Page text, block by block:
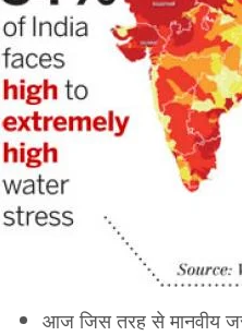
आज जिस तरह से मानवीय